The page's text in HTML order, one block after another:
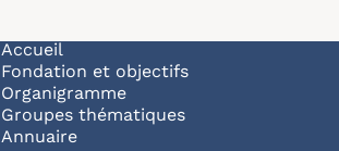
Navigation principale
Accueil
Fondation et objectifs
Organigramme
Groupes thématiques
Annuaire